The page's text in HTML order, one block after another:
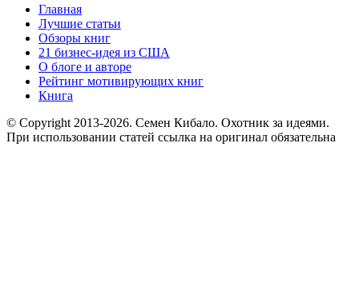
Главная
Лучшие статьи
Обзоры книг
21 бизнес-идея из США
О блоге и авторе
Рейтинг мотивирующих книг
Книга
© Copyright 2013-2026. Семен Кибало. Охотник за идеями.
При использовании статей ссылка на оригинал обязательна